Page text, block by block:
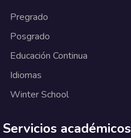
Pregrado
Posgrado
Educación Continua
Idiomas
Winter School
Servicios académicos